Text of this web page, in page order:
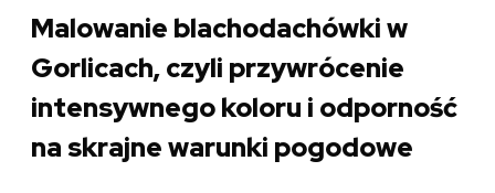
Malowanie blachodachówki w
Gorlicach, czyli przywrócenie
intensywnego koloru i odporność
na skrajne warunki pogodowe